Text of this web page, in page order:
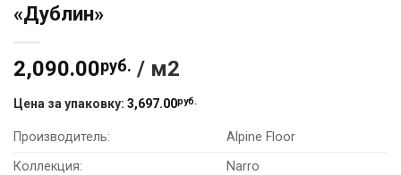
«Дублин»
2,090.00руб. / м2
Цена за упаковку: 3,697.00руб.
Производитель:
Alpine Floor
Коллекция:
Narro